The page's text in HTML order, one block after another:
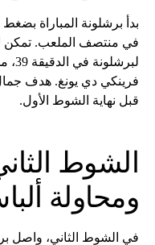
بدأ برشلونة المباراة
في منتصف الملعب. تمكن
فرينكي دي يونغ. هدف
قبل نهاية الشوط الأول.
الشوط
ومحاولة
في الشوط الثاني، واصل